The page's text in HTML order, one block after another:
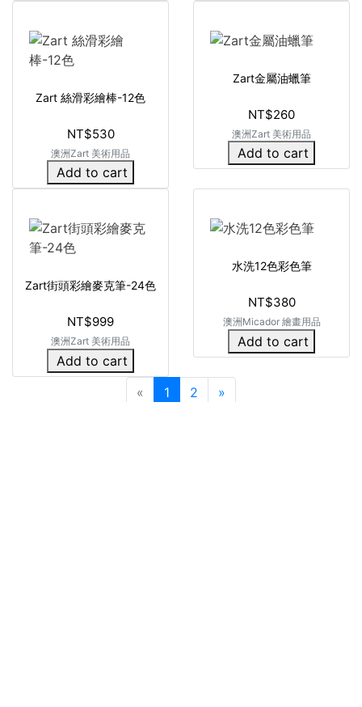
Zart 絲滑彩繪棒-12色
NT$530
澳洲Zart 美術用品
Add to cart
Zart金屬油蠟筆
NT$260
澳洲Zart 美術用品
Add to cart
Zart街頭彩繪麥克筆-24色
NT$999
澳洲Zart 美術用品
Add to cart
水洗12色彩色筆
NT$380
澳洲Micador 繪畫用品
Add to cart
« 1 2 »